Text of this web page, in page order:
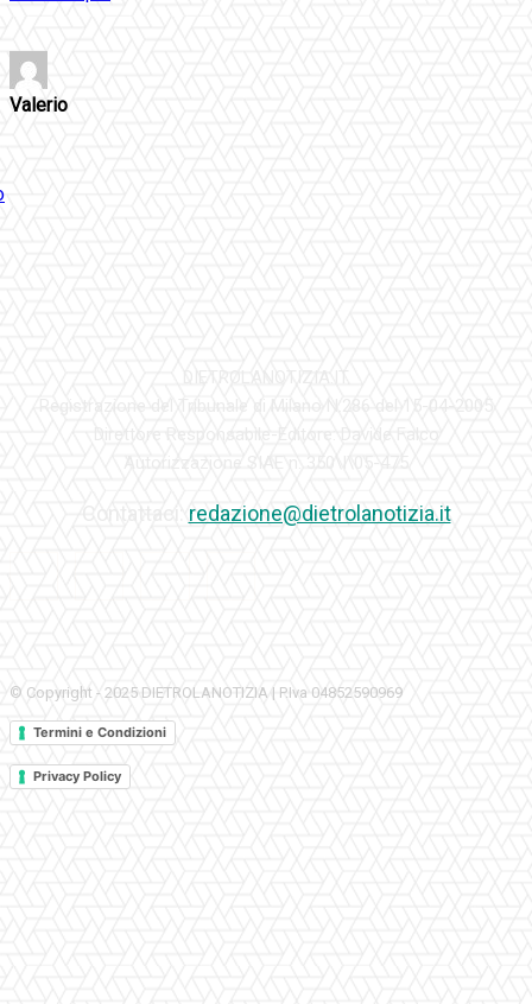
Valerio
redazione@dietrolanotizia.it
© Copyright - 2025 DIETROLANOTIZIA | P.Iva 04852590969
Termini e Condizioni
Privacy Policy